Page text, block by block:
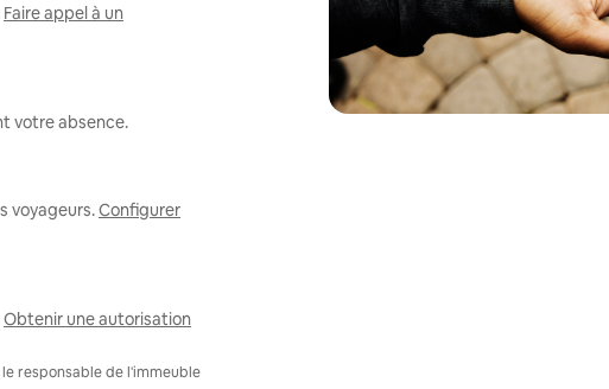
Faire appel à un
votre absence.
voyageurs.Configurer
Obtenir une autorisation
responsable de l'immeuble